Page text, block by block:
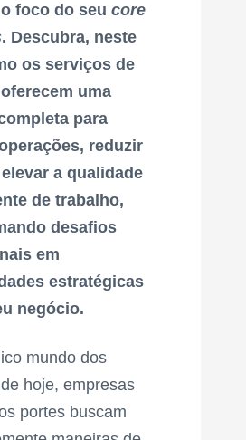
foco do seu core
. Descubra, neste
os serviços de
uma
para
reduzir
a qualidade
de trabalho,
desafios
em
estratégicas
negócio.
mundo dos
hoje, empresas
portes buscam